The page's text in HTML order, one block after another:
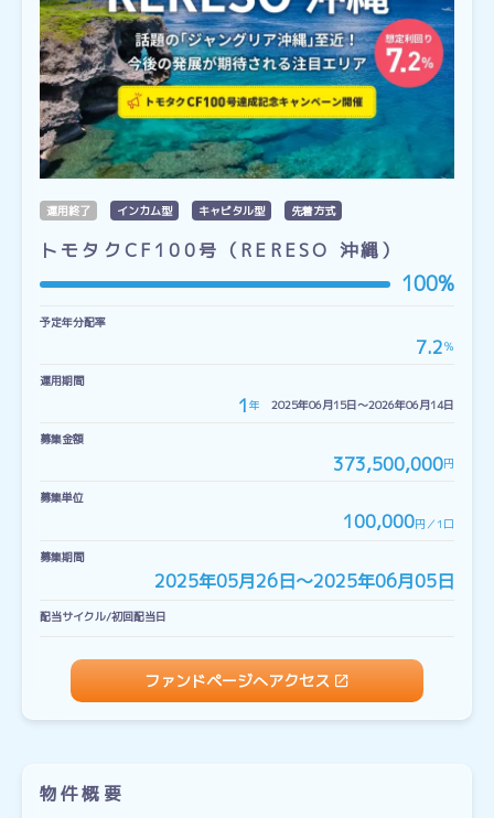
運用終了 インカム型 キャピタル型 先着方式
トモタクCF100号（RERESO 沖縄）
100%
予定年分配率
7.2％
運用期間
1 年 2025年06月15日〜2026年06月14日
募集金額
373,500,000円
募集単位
100,000円／1口
募集期間
2025年05月26日〜2025年06月05日
配当サイクル/初回配当日
ファンドページへアクセス
物件概要